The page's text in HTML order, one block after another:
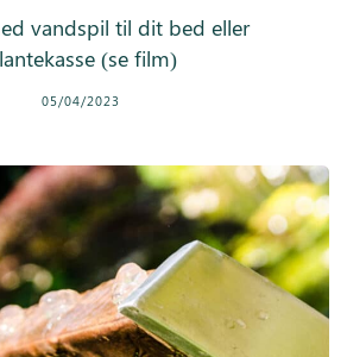
vandspil til dit bed eller
(se film)
05/04/2023